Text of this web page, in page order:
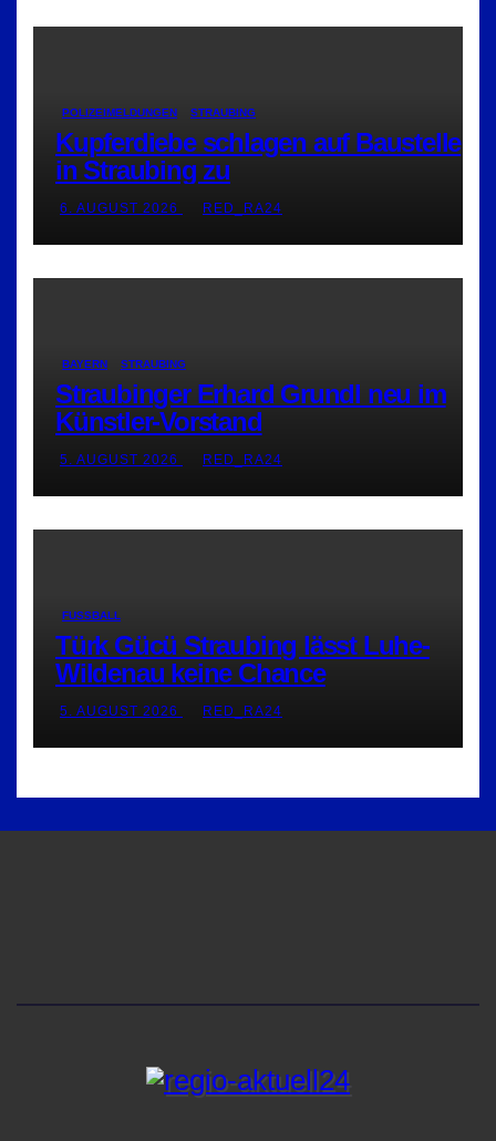
POLIZEIMELDUNGEN STRAUBING
Kupferdiebe schlagen auf Baustelle
in Straubing zu
6. AUGUST 2026 RED_RA24
BAYERN STRAUBING
Straubinger Erhard Grundl neu im
Künstler-Vorstand
5. AUGUST 2026 RED_RA24
FUSSBALL
Türk Gücü Straubing lässt Luhe-
Wildenau keine Chance
5. AUGUST 2026 RED_RA24